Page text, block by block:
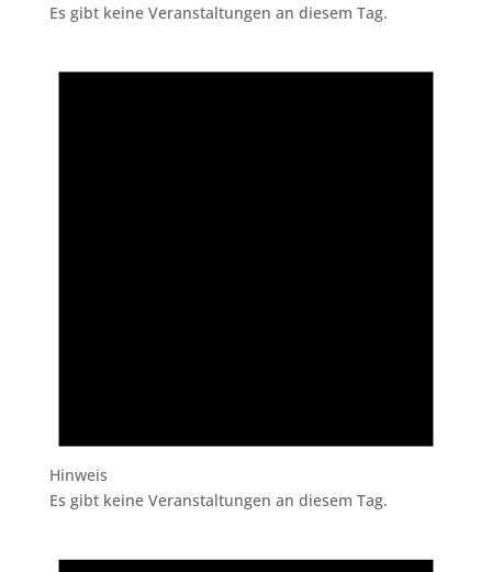
Es gibt keine Veranstaltungen an diesem Tag.
Hinweis
Es gibt keine Veranstaltungen an diesem Tag.